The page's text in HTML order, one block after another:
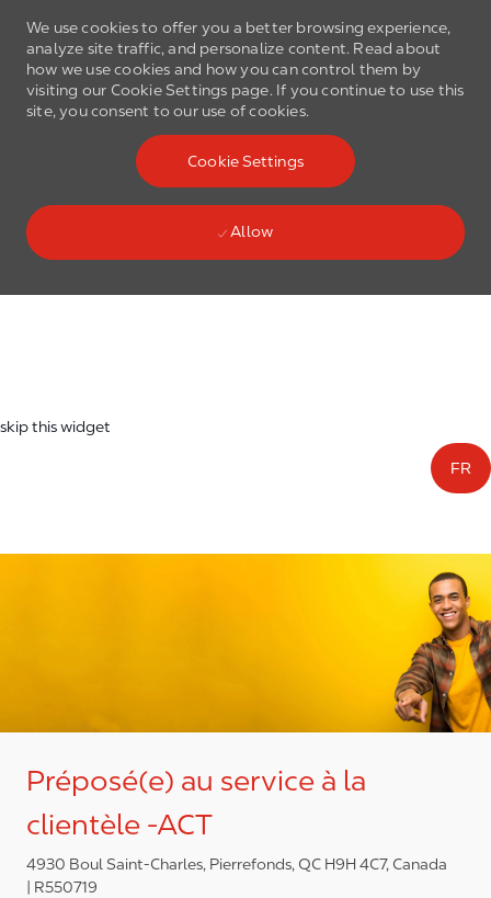
We use cookies to offer you a better browsing experience,
analyze site traffic, and personalize content. Read about
how we use cookies and how you can control them by
visiting our Cookie Settings page. If you continue to use this
site, you consent to our use of cookies.
Cookie Settings
Allow
Skip to main content
skip this widget
FR
Préposé(e) au service à la
clientèle -ACT
4930 Boul Saint-Charles, Pierrefonds, QC H9H 4C7, Canada
R550719